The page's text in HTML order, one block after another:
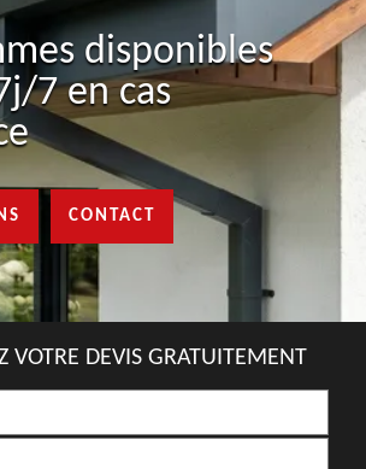
disponibles
7 en cas
CONTACT
VOTRE DEVIS GRATUITEMENT